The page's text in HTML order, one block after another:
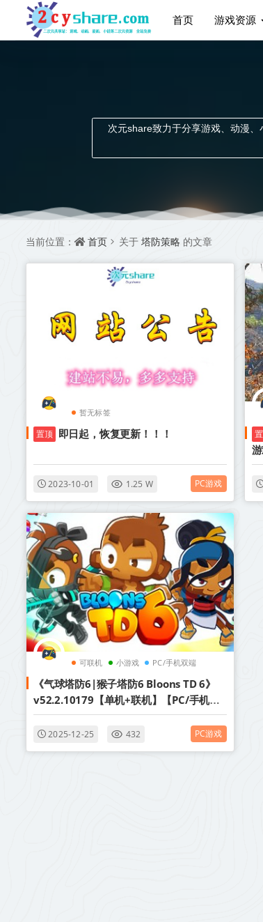
首页 游戏资源
次元share致力于分享游戏、动漫
当前位置： 首页 关于 塔防策略 的文章
暂无标签
置顶 即日起，恢复更新！！！
2023-10-01 1.25 W PC游戏
可联机 小游戏 PC/手机双端
《气球塔防6|猴子塔防6 Bloons TD 6》
v52.2.10179【单机+联机】【PC/手机双
端】丨中文版网盘下载
2025-12-25 432 PC游戏